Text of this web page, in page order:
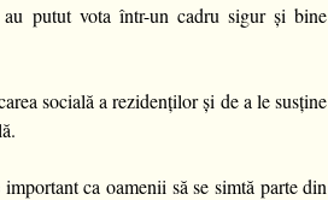
putut vota într-un cadru sigur și bine
socială a rezidenților și de a le susține
ca oamenii să se simtă parte din